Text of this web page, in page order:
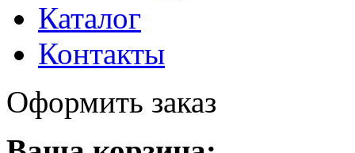
Каталог
Контакты
Оформить заказ